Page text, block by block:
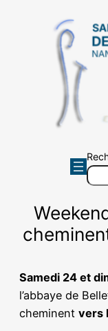
Samedi 24 et
l’abbaye de
cheminent vers